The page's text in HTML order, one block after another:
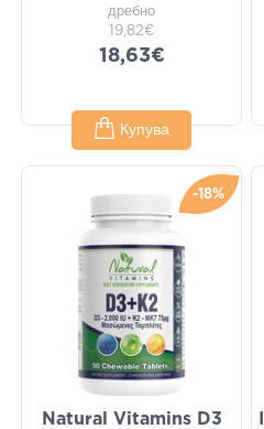
дребно
19,82€
18,63€
Купува
-18%
Natural Vitamins D3